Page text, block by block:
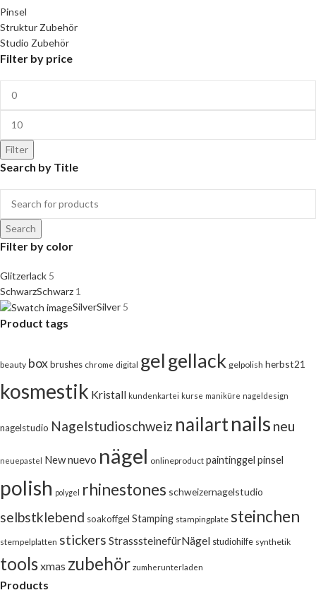
Pinsel
Struktur Zubehör
Studio Zubehör
Filter by price
Filter
Search by Title
Search
Filter by color
Glitzerlack 5
SchwarzSchwarz 1
SilverSilver 5
Product tags
beauty boxbrushes chrome digital gelgellack gelpolish herbst21
kosmestik Kristall kundenkartei kurse maniküre nageldesign
nagelstudio Nagelstudioschweiz nailartnails neu
neuepastel Newnuevo nägel onlineproduct paintinggel pinsel
polish polygel rhinestones schweizernagelstudio
selbstklebend soakoffgel Stamping stampingplate steinchen
stempelplatten stickers StrasssteinefürNägel studiohilfe synthetik
toolsxmas zubehör zumherunterladen
Products